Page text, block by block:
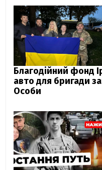
Благодійний фонд
авто для бригади
Особи